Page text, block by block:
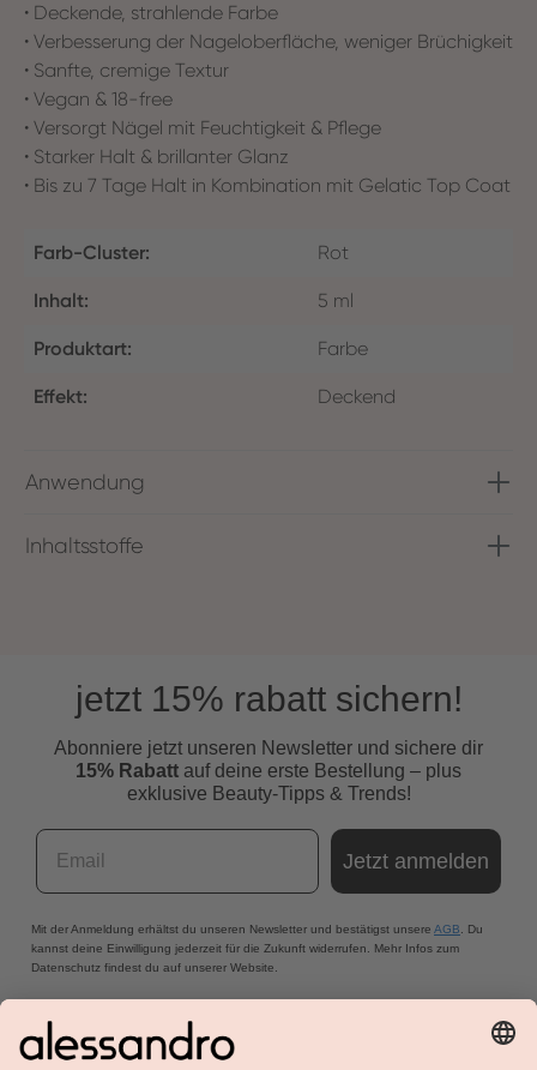
• Deckende, strahlende Farbe
• Verbesserung der Nageloberfläche, weniger Brüchigkeit
• Sanfte, cremige Textur
• Vegan & 18-free
• Versorgt Nägel mit Feuchtigkeit & Pflege
• Starker Halt & brillanter Glanz
• Bis zu 7 Tage Halt in Kombination mit Gelatic Top Coat
Farb-Cluster: Rot
Inhalt: 5 ml
Produktart: Farbe
Effekt: Deckend
Anwendung
Inhaltsstoffe
jetzt 15% rabatt sichern!
Abonniere jetzt unseren Newsletter und sichere dir
15% Rabatt auf deine erste Bestellung – plus
exklusive Beauty-Tipps & Trends!
Email
Jetzt anmelden
Mit der Anmeldung erhältst du unseren Newsletter und bestätigst unsere AGB . Du
kannst deine Einwilligung jederzeit für die Zukunft widerrufen. Mehr Infos zum
Datenschutz findest du auf unserer Website.